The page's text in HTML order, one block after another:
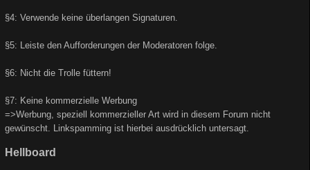
§4: Verwende keine überlangen Signaturen.
§5: Leiste den Aufforderungen der Moderatoren folge.
§6: Nicht die Trolle füttern!
§7: Keine kommerzielle Werbung
=>Werbung, speziell kommerzieller Art wird in diesem Forum nicht
gewünscht. Linkspamming ist hierbei ausdrücklich untersagt.
Hellboard